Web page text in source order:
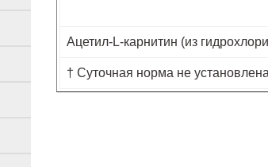
Ацетил-L-карнитин (из
† Суточная норма не